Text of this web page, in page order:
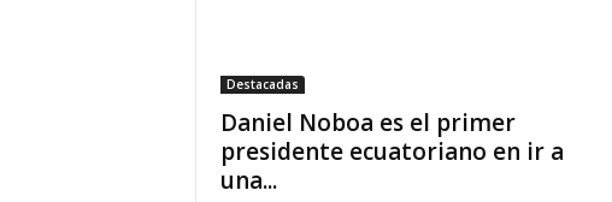
Destacadas
Daniel Noboa es el primer
presidente ecuatoriano en ir a
una...